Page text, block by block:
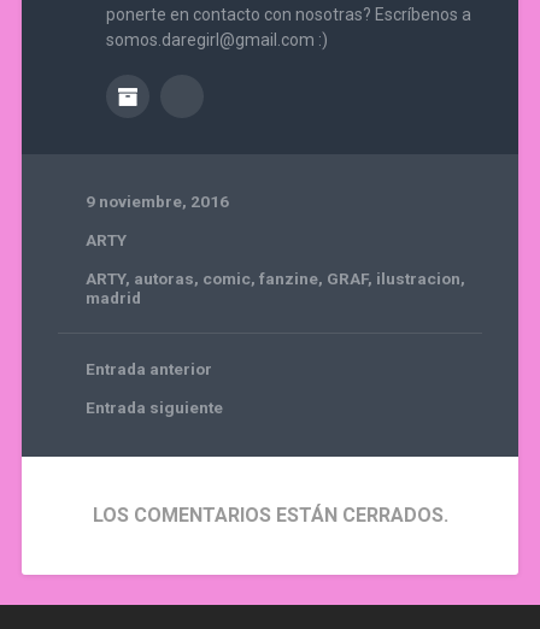
ponerte en contacto con nosotras? Escríbenos a
somos.daregirl@gmail.com :)
9 noviembre, 2016
ARTY
ARTY, autoras, comic, fanzine, GRAF, ilustracion,
madrid
Entrada anterior
Entrada siguiente
LOS COMENTARIOS ESTÁN CERRADOS.